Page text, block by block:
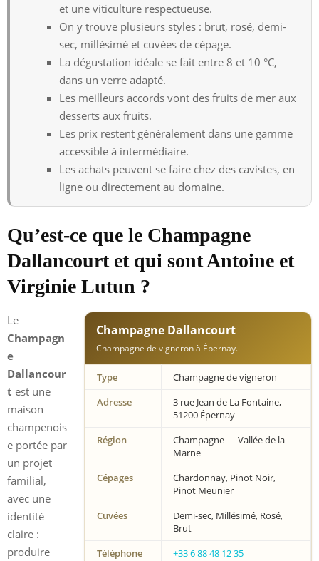
et une viticulture respectueuse.
On y trouve plusieurs styles : brut, rosé, demi-
sec, millésimé et cuvées de cépage.
La dégustation idéale se fait entre 8 et 10 °C,
dans un verre adapté.
Les meilleurs accords vont des fruits de mer aux
desserts aux fruits.
Les prix restent généralement dans une gamme
accessible à intermédiaire.
Les achats peuvent se faire chez des cavistes, en
ligne ou directement au domaine.
Qu’est-ce que le Champagne
Dallancourt et qui sont Antoine et
Virginie Lutun ?
Champagne Dallancourt
Champagne de vigneron à Épernay.
Type
Champagne de vigneron
Adresse
3 rue Jean de La Fontaine,
51200 Épernay
Région
Champagne — Vallée de la
Marne
Cépages
Chardonnay, Pinot Noir,
Pinot Meunier
Cuvées
Demi-sec, Millésimé, Rosé,
Brut
Téléphone
+33 6 88 48 12 35
Le
Champagn
e
Dallancour
t est une
maison
champenois
e portée par
un projet
familial,
avec une
identité
claire :
produire